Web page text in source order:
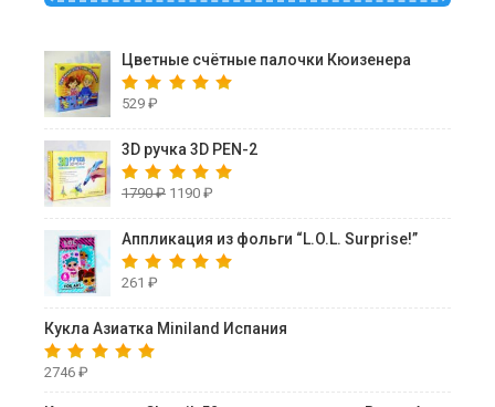
Цветные счётные палочки Кюизенера
529 ₽
3D ручка 3D PEN-2
1790₽ 1190 ₽
Аппликация из фольги “L.O.L. Surprise!”
261 ₽
Кукла Азиатка Miniland Испания
2746 ₽